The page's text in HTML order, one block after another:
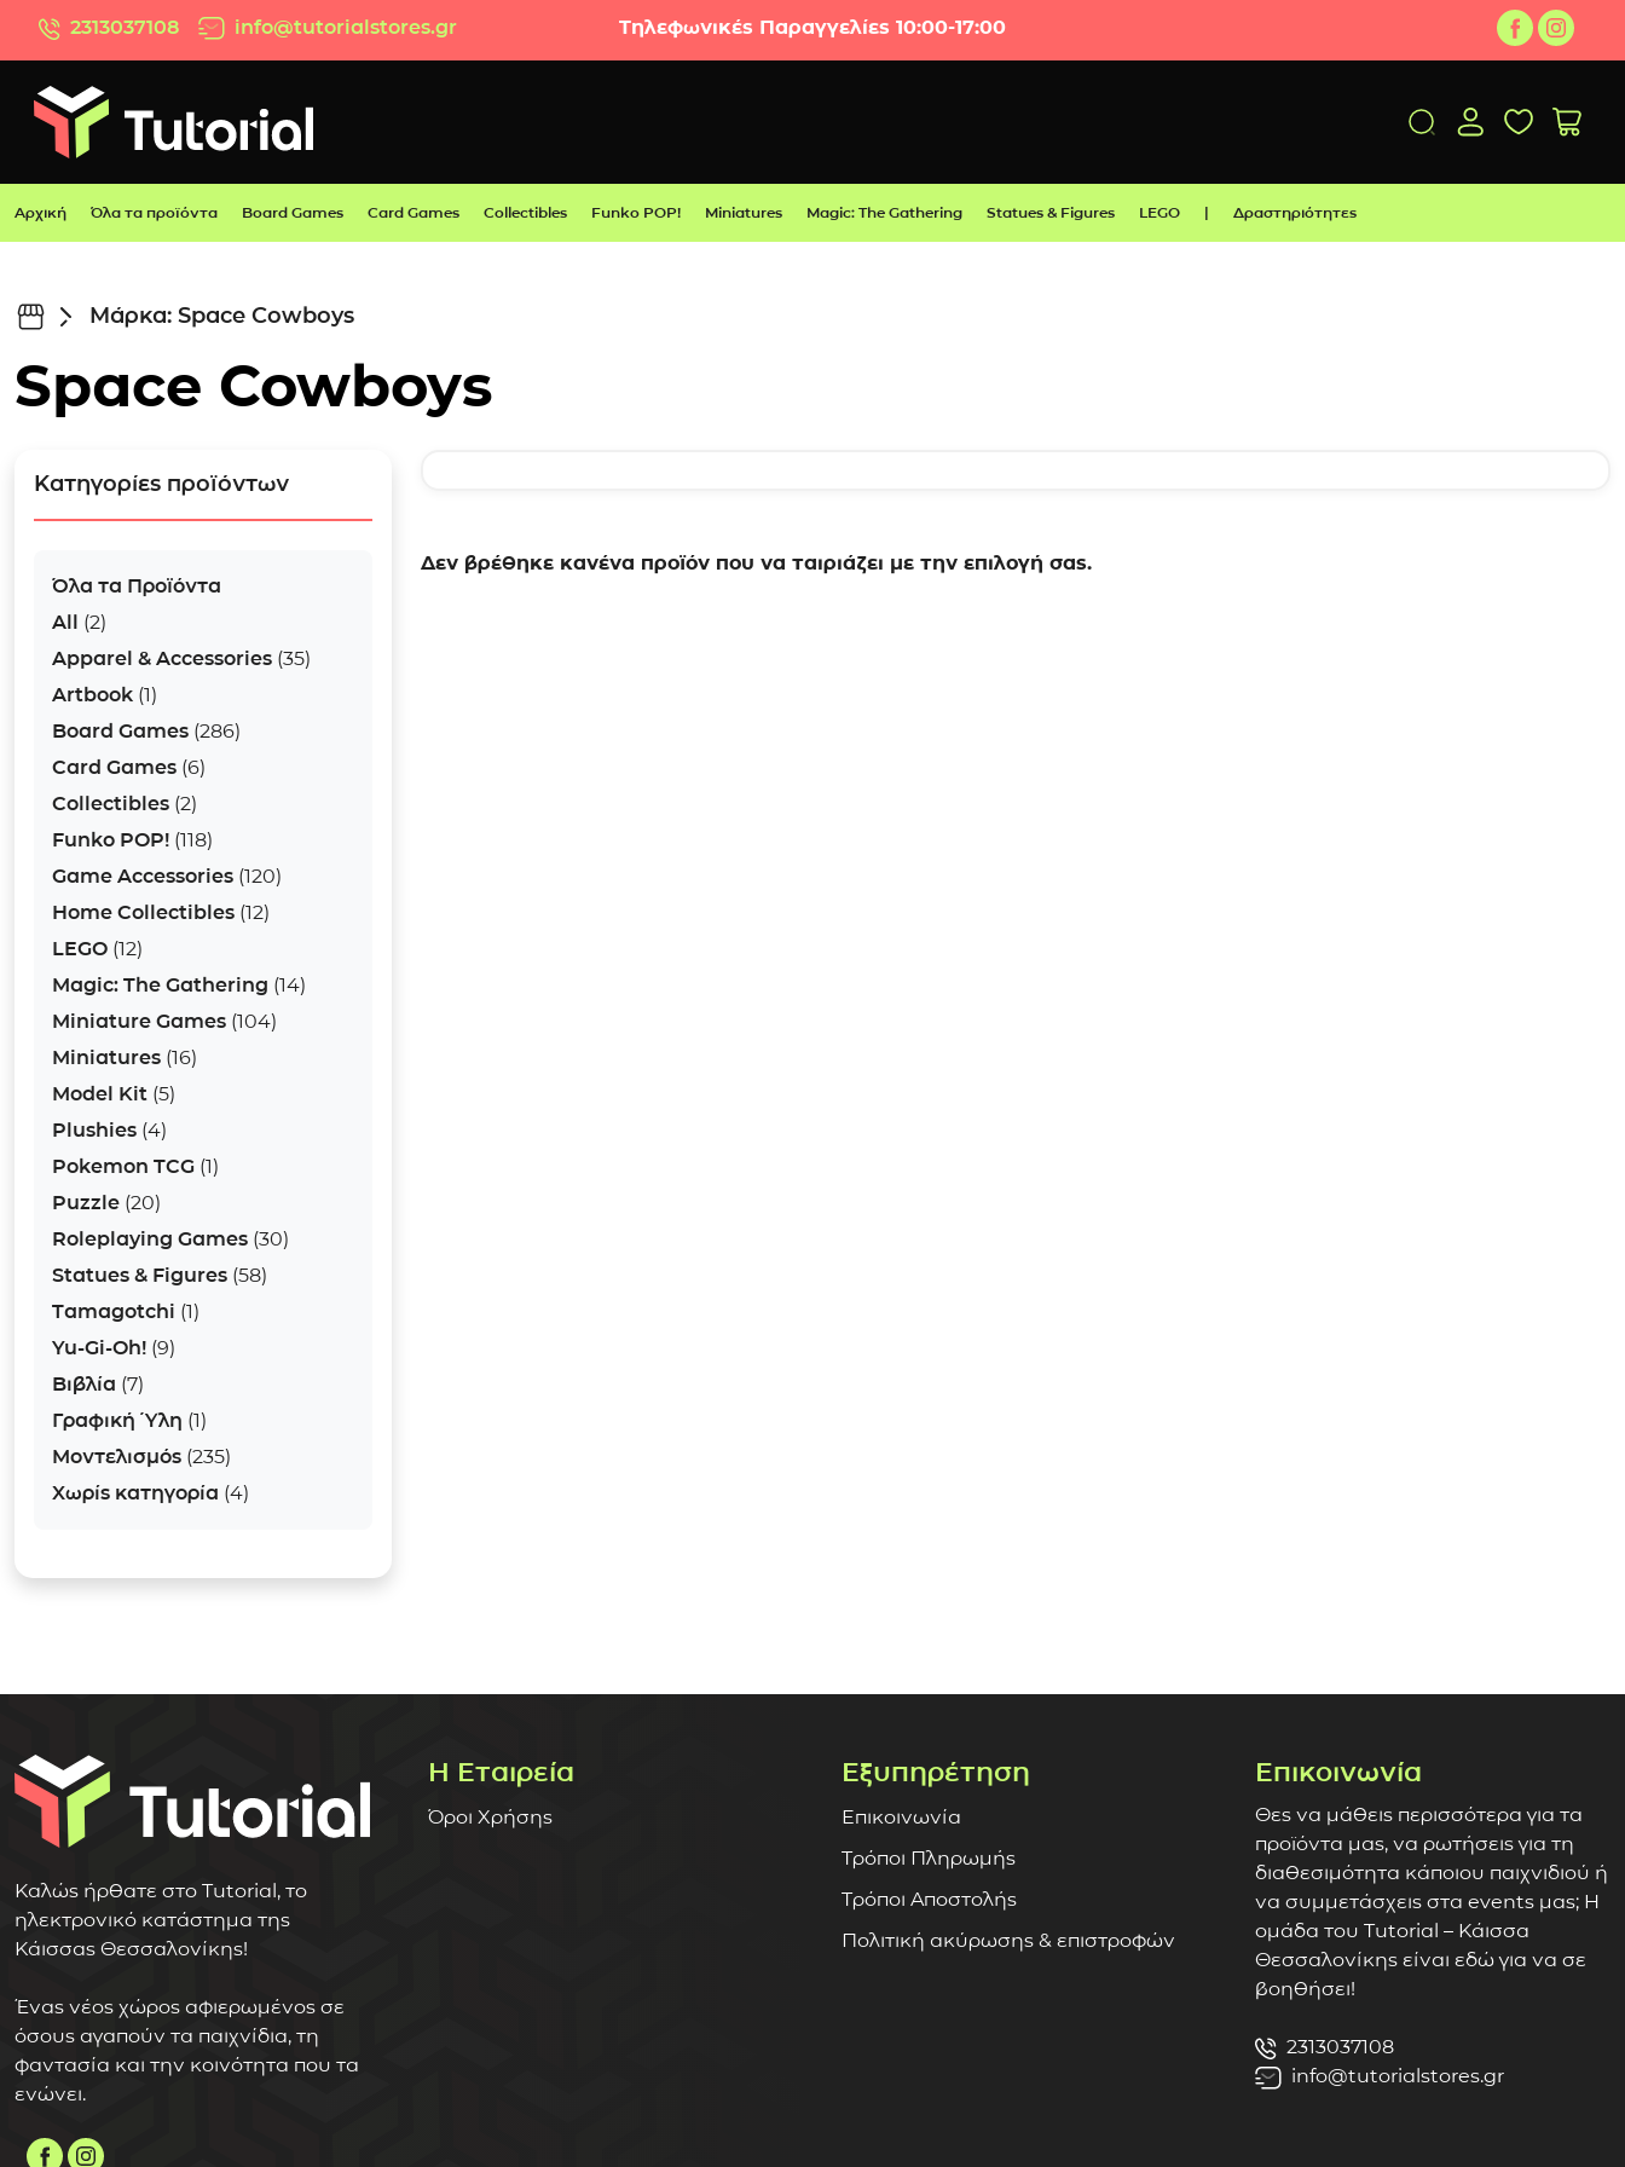
Μετάβαση στο περιεχόμενο
2313037108 info@tutorialstores.gr Τηλεφωνικές Παραγγελίες 10:00-17:00
Αρχική Όλα τα προϊόντα Board Games Card Games Collectibles Funko POP! Miniatures Magic: The Gathering Statues & Figures LEGO | Δραστηριότητες
Μάρκα: Space Cowboys
Space Cowboys
Κατηγορίες προϊόντων
Όλα τα Προϊόντα
All (2)
Apparel & Accessories (35)
Artbook (1)
Board Games (286)
Card Games (6)
Collectibles (2)
Funko POP! (118)
Game Accessories (120)
Home Collectibles (12)
LEGO (12)
Magic: The Gathering (14)
Miniature Games (104)
Miniatures (16)
Model Kit (5)
Plushies (4)
Pokemon TCG (1)
Puzzle (20)
Roleplaying Games (30)
Statues & Figures (58)
Tamagotchi (1)
Yu-Gi-Oh! (9)
Βιβλία (7)
Γραφική Ύλη (1)
Μοντελισμός (235)
Χωρίς κατηγορία (4)
Δεν βρέθηκε κανένα προϊόν που να ταιριάζει με την επιλογή σας.
Καλώς ήρθατε στο Tutorial, το
ηλεκτρονικό κατάστημα της
Κάισσας Θεσσαλονίκης!
Ένας νέος χώρος αφιερωμένος σε
όσους αγαπούν τα παιχνίδια, τη
φαντασία και την κοινότητα που τα
ενώνει.
Η Εταιρεία
Όροι Χρήσης
Εξυπηρέτηση
Επικοινωνία
Τρόποι Πληρωμής
Τρόποι Αποστολής
Πολιτική ακύρωσης & επιστροφών
Επικοινωνία
Θες να μάθεις περισσότερα για τα
προϊόντα μας, να ρωτήσεις για τη
διαθεσιμότητα κάποιου παιχνιδιού ή
να συμμετάσχεις στα events μας; Η
ομάδα του Tutorial – Κάισσα
Θεσσαλονίκης είναι εδώ για να σε
βοηθήσει!
2313037108
info@tutorialstores.gr